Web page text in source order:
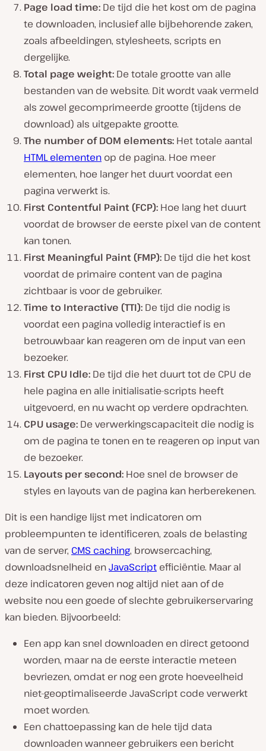
Page load time: De tijd die het kost om de pagina
te downloaden, inclusief alle bijbehorende zaken,
zoals afbeeldingen, stylesheets, scripts en
dergelijke.
Total page weight: De totale grootte van alle
bestanden van de website. Dit wordt vaak vermeld
als zowel gecomprimeerde grootte (tijdens de
download) als uitgepakte grootte.
The number of DOM elements: Het totale aantal
HTML elementen op de pagina. Hoe meer
elementen, hoe langer het duurt voordat een
pagina verwerkt is.
First Contentful Paint (FCP): Hoe lang het duurt
voordat de browser de eerste pixel van de content
kan tonen.
First Meaningful Paint (FMP): De tijd die het kost
voordat de primaire content van de pagina
zichtbaar is voor de gebruiker.
Time to Interactive (TTI): De tijd die nodig is
voordat een pagina volledig interactief is en
betrouwbaar kan reageren om de input van een
bezoeker.
First CPU Idle: De tijd die het duurt tot de CPU de
hele pagina en alle initialisatie-scripts heeft
uitgevoerd, en nu wacht op verdere opdrachten.
CPU usage: De verwerkingscapaciteit die nodig is
om de pagina te tonen en te reageren op input van
de bezoeker.
Layouts per second: Hoe snel de browser de
styles en layouts van de pagina kan herberekenen.
Dit is een handige lijst met indicatoren om
probleempunten te identificeren, zoals de belasting
van de server, CMS caching, browsercaching,
downloadsnelheid enJavaScript efficiëntie. Maar al
deze indicatoren geven nog altijd niet aan of de
website nou een goede of slechte gebruikerservaring
kan bieden. Bijvoorbeeld:
Een app kan snel downloaden en direct getoond
worden, maar na de eerste interactie meteen
bevriezen, omdat er nog een grote hoeveelheid
niet-geoptimaliseerde JavaScript code verwerkt
moet worden.
Een chattoepassing kan de hele tijd data
downloaden wanneer gebruikers een bericht